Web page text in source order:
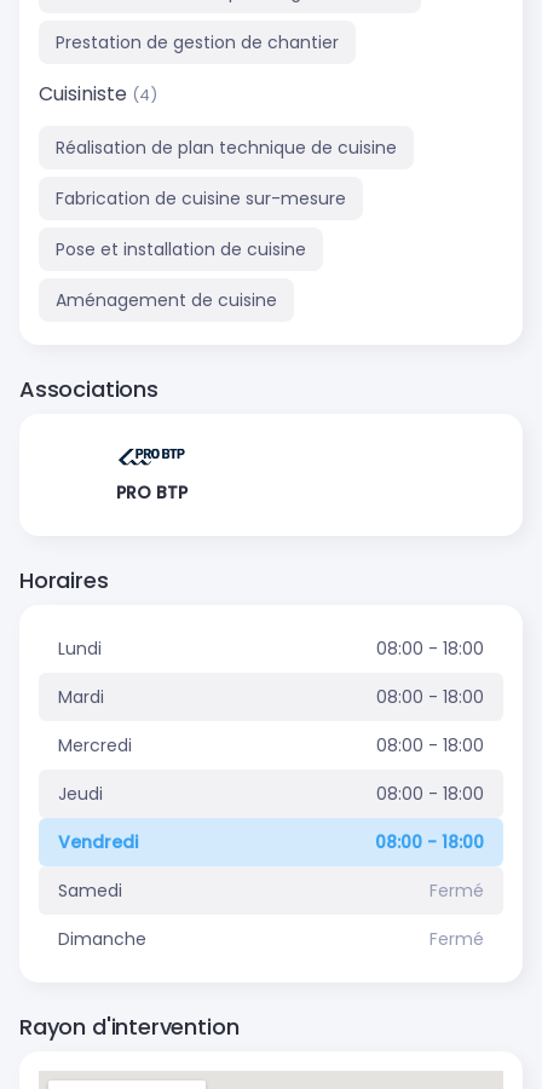
Prestation de gestion de chantier
Cuisiniste (4)
Réalisation de plan technique de cuisine
Fabrication de cuisine sur-mesure
Pose et installation de cuisine
Aménagement de cuisine
Associations
PRO BTP
Horaires
Lundi
08:00 - 18:00
Mardi
08:00 - 18:00
Mercredi
08:00 - 18:00
Jeudi
08:00 - 18:00
Vendredi
08:00 - 18:00
Samedi
Fermé
Dimanche
Fermé
Rayon d'intervention